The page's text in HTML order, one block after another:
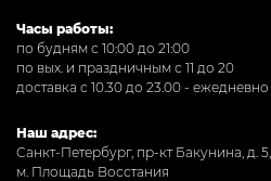
Часы работы:
по будням с 10:00 до 21:00
по вых. и праздничным с 11 до 20
доставка с 10.30 до 23.00 - ежедневно
Наш адрес:
Санкт-Петербург, пр-кт Бакунина, д.
м. Площадь Восстания